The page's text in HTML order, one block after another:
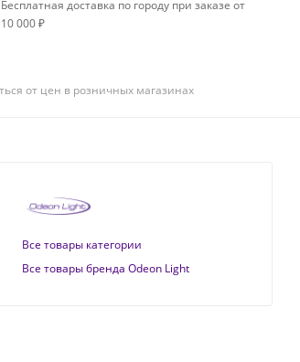
Бесплатная доставка по городу при заказе от
10 000 ₽
от цен в розничных магазинах
Все товары категории
Все товары бренда Odeon Light